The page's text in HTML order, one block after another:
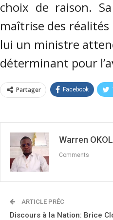
choix de raison.
maîtrise des
lui un ministre
déterminant pour
Partager Facebook
Warren
Comments
ARTICLE PRÉC
Discours à la Nation: Brice